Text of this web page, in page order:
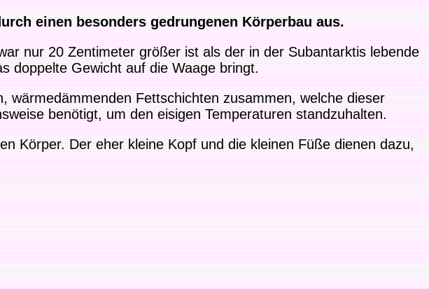
einen besonders gedrungenen Körperbau aus.
nur 20 Zentimeter größer ist als der in der Subantarktis lebende
doppelte Gewicht auf die Waage bringt.
wärmedämmenden Fettschichten zusammen, welche dieser
benötigt, um den eisigen Temperaturen standzuhalten.
Körper. Der eher kleine Kopf und die kleinen Füße dienen dazu,